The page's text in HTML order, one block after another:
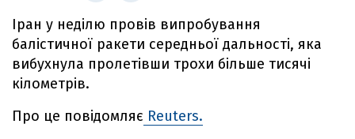
Іран у неділю провів випробування
балістичної ракети середньої дальності, яка
вибухнула пролетівши трохи більше тисячі
кілометрів.
Про це повідомляє Reuters.